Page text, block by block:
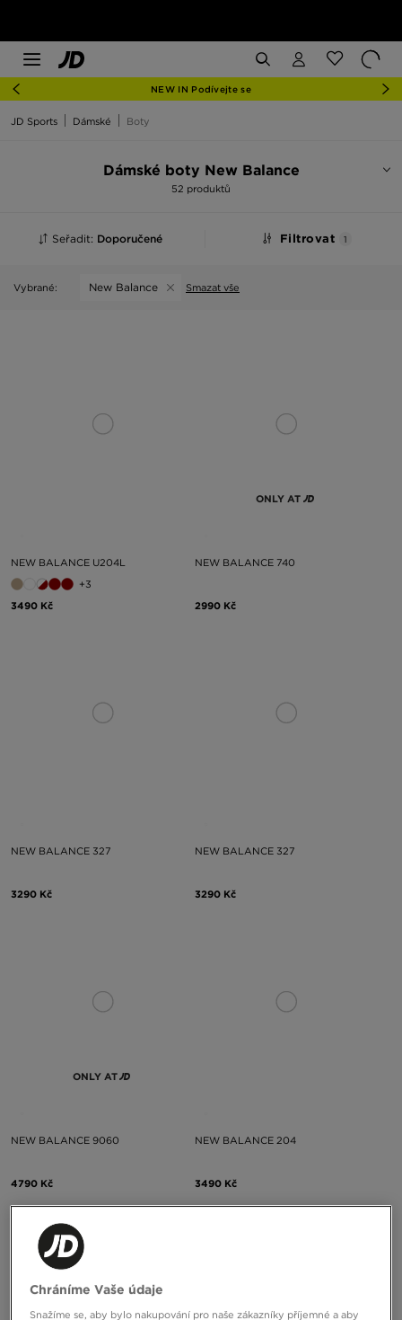
NEW IN Podívejte se
JD Sports Dámské Boty
Dámské boty New Balance
52 produktů
Seřadit: Doporučené Filtrovat 1
Vybrané: New Balance Smazat vše
NEW BALANCE U204L
+3
3490 Kč
ONLY AT
NEW BALANCE 740
2990 Kč
NEW BALANCE 327
3290 Kč
NEW BALANCE 327
3290 Kč
ONLY AT
NEW BALANCE 9060
4790 Kč
NEW BALANCE 204
3490 Kč
Chráníme Vaše údaje
Snažíme se, aby bylo nakupování pro naše zákazníky příjemné a aby